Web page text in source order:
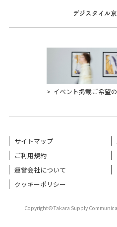
デジスタイル
イベント掲載ご希望
サイトマップ
ご利用規約
運営会社について
クッキーポリシー
Copyright©Takara Supply